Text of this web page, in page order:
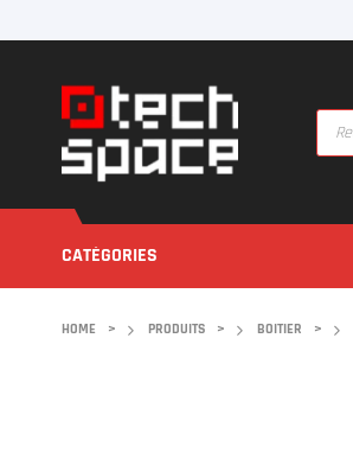
CATÉGORIES
HOME > PRODUITS > BOITIER >